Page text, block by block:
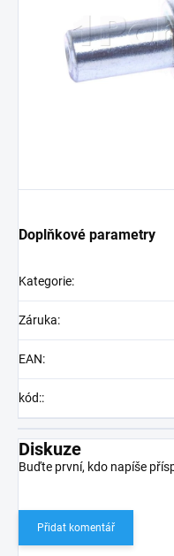
Doplňkové parametry
Kategorie:
Záruka:
EAN:
kód::
Diskuze
Buďte první, kdo napíše
Přidat komentář